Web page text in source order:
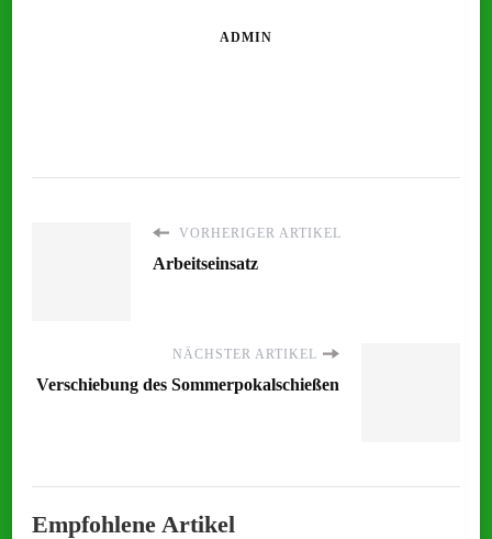
ADMIN
VORHERIGER ARTIKEL
Arbeitseinsatz
NÄCHSTER ARTIKEL
Verschiebung des Sommerpokalschießen
Empfohlene Artikel